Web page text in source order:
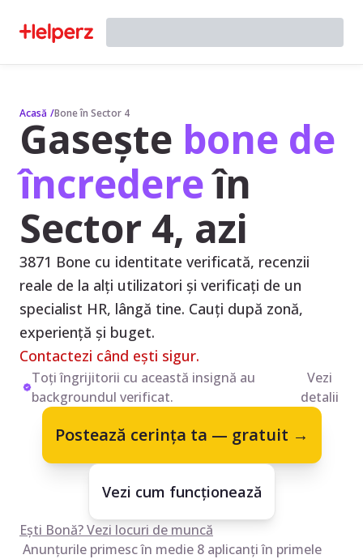
Acasă /Bone în Sector 4
Gasește bone de
încredereîn
Sector 4, azi
3871 Bone cu identitate verificată, recenzii
reale de la alți utilizatori și verificați de un
specialist HR, lângă tine. Cauți după zonă,
experiență și buget.
Contactezi când ești sigur.
Toți îngrijitorii cu această insignă au
backgroundul verificat.
Vezi
detalii
Postează cerința ta — gratuit →
Vezi cum funcționează
Ești Bonă? Vezi locuri de muncă
Anunțurile primesc în medie 8 aplicanți în primele